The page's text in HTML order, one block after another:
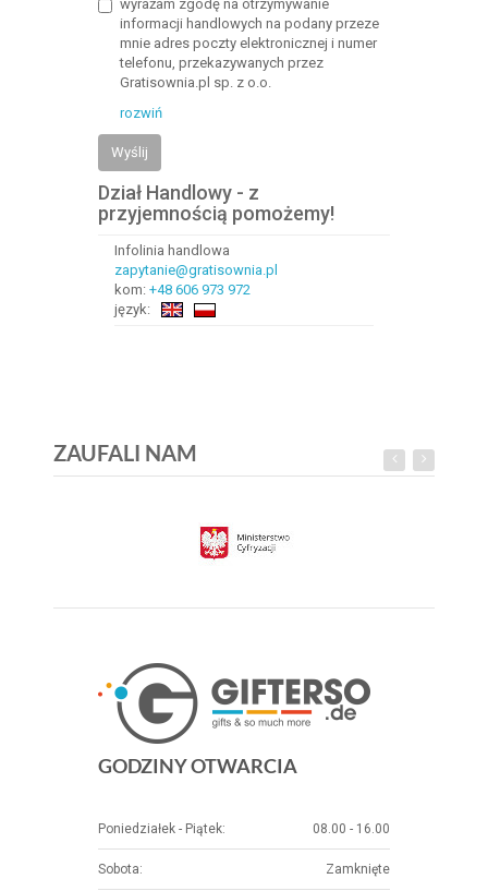
wyrażam zgodę na otrzymywanie
informacji handlowych na podany przeze
mnie adres poczty elektronicznej i numer
telefonu, przekazywanych przez
Gratisownia.pl sp. z o.o.
rozwiń
Wyślij
Dział Handlowy - z
przyjemnością pomożemy!
Infolinia handlowa
zapytanie@gratisownia.pl
kom: +48 606 973 972
język:
ZAUFALI NAM
GODZINY OTWARCIA
Poniedziałek - Piątek: 08.00 - 16.00
Sobota: Zamknięte